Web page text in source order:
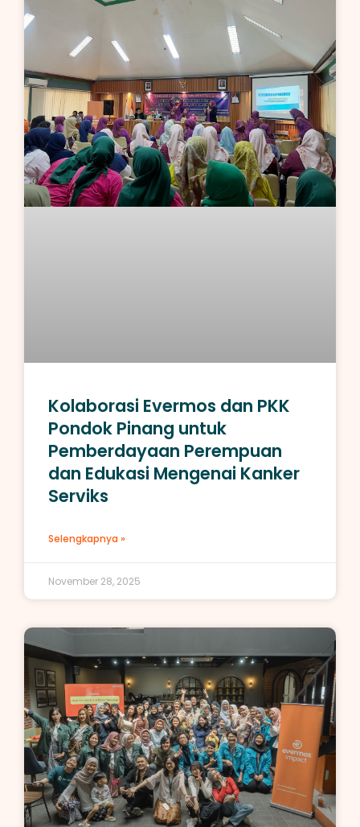
Kolaborasi Evermos dan PKK
Pondok Pinang untuk
Pemberdayaan Perempuan
dan Edukasi Mengenai Kanker
Serviks
Selengkapnya »
November 28, 2025